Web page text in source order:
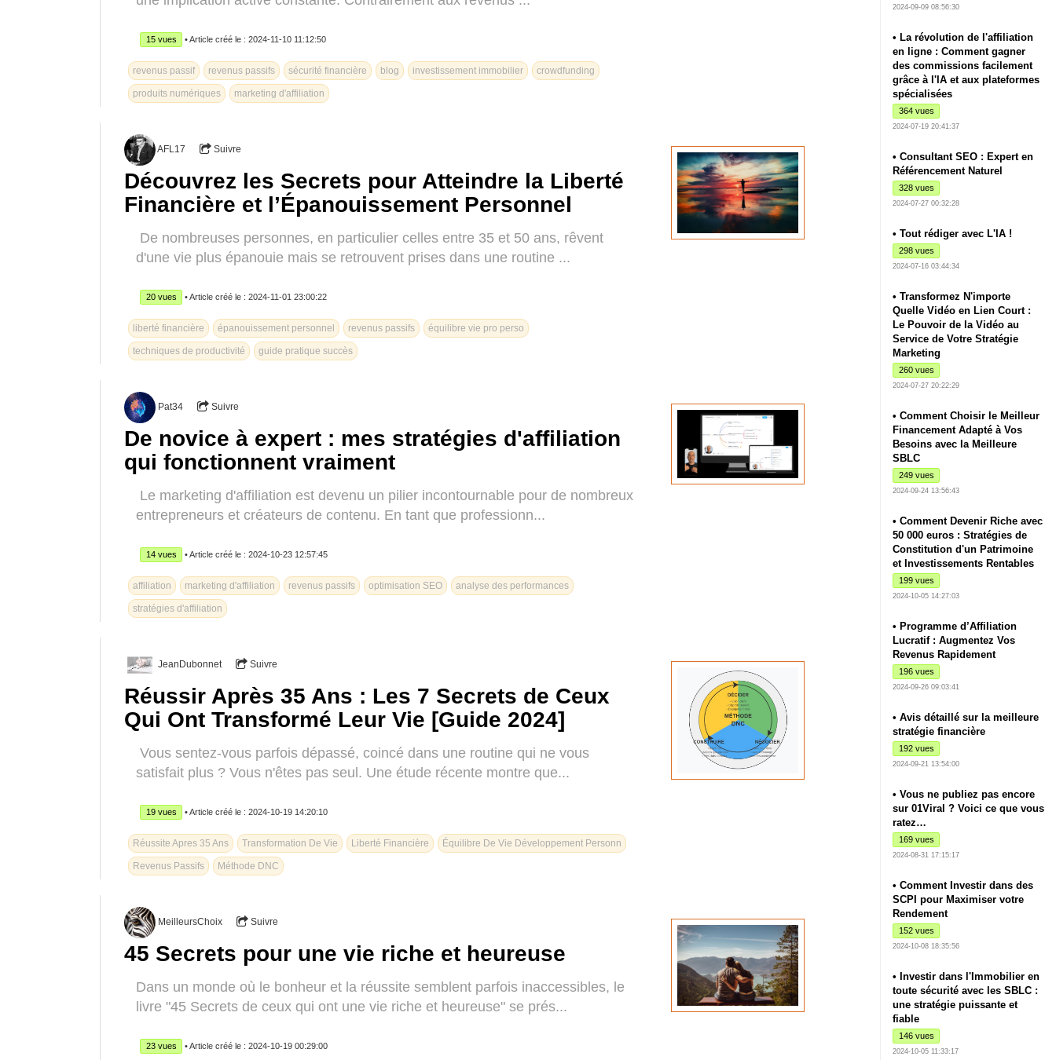
15 vues • Article créé le : 2024-11-10 11:12:50
revenus passif revenus passifs sécurité financière blog investissement immobilier crowdfunding
produits numériques marketing d'affiliation
AFL17 Suivre
Découvrez les Secrets pour Atteindre la Liberté
Financière et l’Épanouissement Personnel
De nombreuses personnes, en particulier celles entre 35 et 50 ans, rêvent
d'une vie plus épanouie mais se retrouvent prises dans une routine ...
20 vues • Article créé le : 2024-11-01 23:00:22
liberté financière épanouissement personnel revenus passifs équilibre vie pro perso
techniques de productivité guide pratique succès
Pat34 Suivre
De novice à expert : mes stratégies d'affiliation
qui fonctionnent vraiment
Le marketing d'affiliation est devenu un pilier incontournable pour de nombreux
entrepreneurs et créateurs de contenu. En tant que professionn...
14 vues • Article créé le : 2024-10-23 12:57:45
affiliation marketing d'affiliation revenus passifs optimisation SEO analyse des performances
stratégies d'affiliation
JeanDubonnet Suivre
Réussir Après 35 Ans : Les 7 Secrets de Ceux
Qui Ont Transformé Leur Vie [Guide 2024]
Vous sentez-vous parfois dépassé, coincé dans une routine qui ne vous
satisfait plus ? Vous n'êtes pas seul. Une étude récente montre que...
19 vues • Article créé le : 2024-10-19 14:20:10
Réussite Apres 35 Ans Transformation De Vie Liberté Financière Équilibre De Vie Développement Personn
Revenus Passifs Méthode DNC
MeilleursChoix Suivre
45 Secrets pour une vie riche et heureuse
Dans un monde où le bonheur et la réussite semblent parfois inaccessibles, le
livre "45 Secrets de ceux qui ont une vie riche et heureuse" se prés...
23 vues • Article créé le : 2024-10-19 00:29:00
2024-09-09 08:56:30
• La révolution de l'affiliation
en ligne : Comment gagner
des commissions facilement
grâce à l'IA et aux plateformes
spécialisées
364 vues
2024-07-19 20:41:37
• Consultant SEO : Expert en
Référencement Naturel
328 vues
2024-07-27 00:32:28
• Tout rédiger avec L'IA !
298 vues
2024-07-16 03:44:34
• Transformez N'importe
Quelle Vidéo en Lien Court :
Le Pouvoir de la Vidéo au
Service de Votre Stratégie
Marketing
260 vues
2024-07-27 20:22:29
• Comment Choisir le Meilleur
Financement Adapté à Vos
Besoins avec la Meilleure
SBLC
249 vues
2024-09-24 13:56:43
• Comment Devenir Riche avec
50 000 euros : Stratégies de
Constitution d'un Patrimoine
et Investissements Rentables
199 vues
2024-10-05 14:27:03
• Programme d’Affiliation
Lucratif : Augmentez Vos
Revenus Rapidement
196 vues
2024-09-26 09:03:41
• Avis détaillé sur la meilleure
stratégie financière
192 vues
2024-09-21 13:54:00
• Vous ne publiez pas encore
sur 01Viral ? Voici ce que vous
ratez…
169 vues
2024-08-31 17:15:17
• Comment Investir dans des
SCPI pour Maximiser votre
Rendement
152 vues
2024-10-08 18:35:56
• Investir dans l'Immobilier en
toute sécurité avec les SBLC :
une stratégie puissante et
fiable
146 vues
2024-10-05 11:33:17